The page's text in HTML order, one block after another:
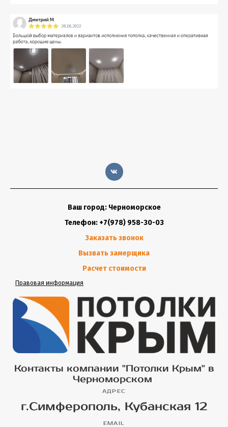
Ваш город: Черноморское
Телефон: +7(978) 958-30-03
Заказать звонок
Вызвать замерщика
Расчет стоимости
Правовая информация
Контакты компании "Потолки Крым" в
Черноморском
АДРЕС
г.Симферополь, Кубанская 12
EMAIL